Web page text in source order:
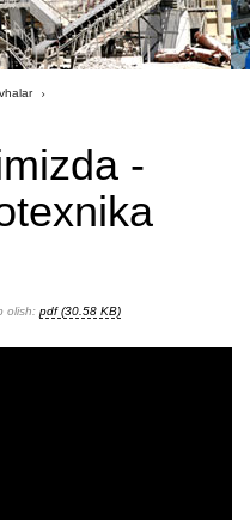
-
olish: pdf (30.58 KB)